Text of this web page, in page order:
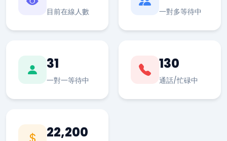
目前在線人數 一對多等待中
31
一對一等待中
130
通話/忙碌中
22,200